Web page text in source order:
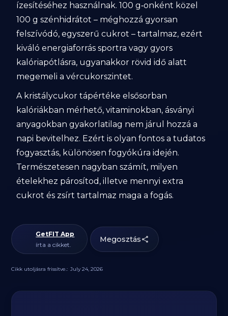
ízesítéséhez használnak. 100 g‐onként közel
100 g szénhidrátot – méghozzá gyorsan
felszívódó, egyszerű cukrot – tartalmaz, ezért
kiváló energiaforrás sportra vagy gyors
kalóriapótlásra, ugyanakkor rövid idő alatt
megemeli a vércukorszintet.
A kristálycukor tápértéke elsősorban
kalóriákban mérhető, vitaminokban, ásványi
anyagokban gyakorlatilag nem járul hozzá a
napi bevitelhez. Ezért is olyan fontos a tudatos
fogyasztás, különösen fogyókúra idején.
Természetesen nagyban számít, milyen
ételekhez párosítod, illetve mennyi extra
cukrot és zsírt tartalmaz maga a fogás.
GetFIT App
írta a cikket.
Megosztás
Cikk utoljásra frissítve.: July 24, 2026